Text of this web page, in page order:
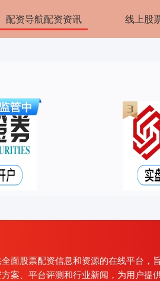
配资导航配资资讯 线上股
面股票配资信息和资源的在线平台，
案、平台评测和行业新闻，为用户提